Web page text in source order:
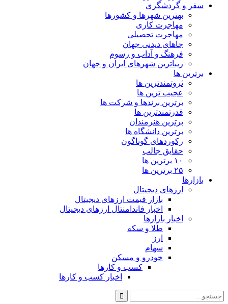
سفر و گردشگری
بهترین شهرها و کشورها
مهاجرت کاری
مهاجرت تحصیلی
جاهای دیدنی جهان
فرهنگ و آداب و رسوم
زیباترین شهرهای ایران و جهان
برترین ها
ثروتمندترین ها
عجیب ترین ها
برترین برندها و شرکت ها
قدرتمندترین ها
برترین هنرمندان
برترین دانشگاه ها
رکوردهای گوناگون
حقایق جالب
۱۰ برترین ها
۲۵ برترین ها
بازارها
ارزهای دیجیتال
بازار قیمت ارزهای دیجیتال
اخبار فاندامنتال ارزهای دیجیتال
اخبار بازارها
طلا و سکه
ارز
سهام
خودرو و مسکن
کسب و کارها
اخبار کسب و کارها